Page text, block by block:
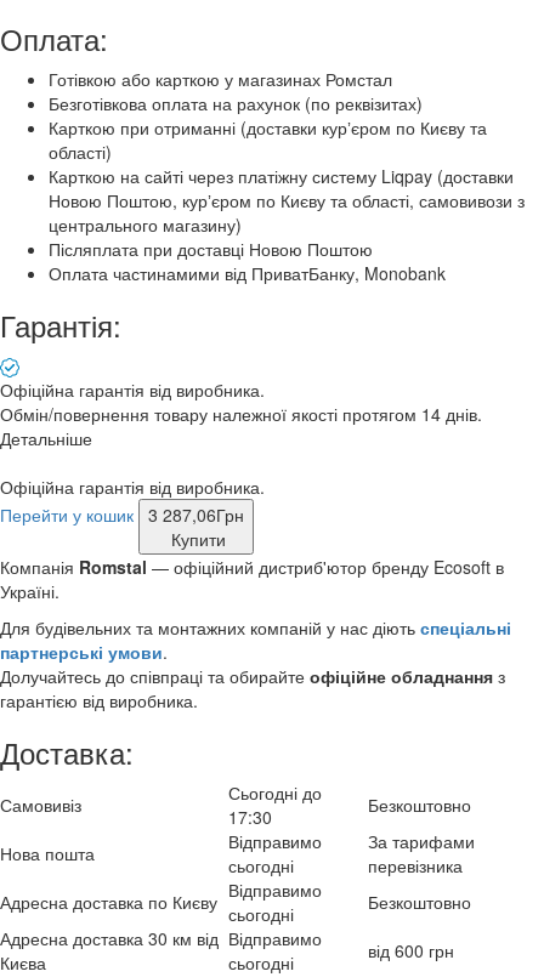
Оплата:
Готівкою або карткою у магазинах Ромстал
Безготівкова оплата на рахунок (по реквізитах)
Карткою при отриманні (доставки курʼєром по Києву та
області)
Карткою на сайті через платіжну систему Liqpay (доставки
Новою Поштою, курʼєром по Києву та області, самовивози з
центрального магазину)
Післяплата при доставці Новою Поштою
Оплата частинамими від ПриватБанку, Monobank
Гарантія:
Офіційна гарантія від виробника.
Обмін/повернення товару належної якості протягом 14 днів.
Детальніше
Офіційна гарантія від виробника.
Перейти у кошик 3 287,06Грн
Купити
Компанія Romstal — офіційний дистриб'ютор бренду Ecosoft в
Україні.
Для будівельних та монтажних компаній у нас діють спеціальні
партнерські умови.
Долучайтесь до співпраці та обирайте офіційне обладнання з
гарантією від виробника.
Доставка:
Самовивіз
Сьогодні до
17:30
Безкоштовно
Нова пошта
Відправимо
сьогодні
За тарифами
перевізника
Адресна доставка по Києву Відправимо
сьогодні
Безкоштовно
Адресна доставка 30 км від
Києва
Відправимо
сьогодні
від 600 грн